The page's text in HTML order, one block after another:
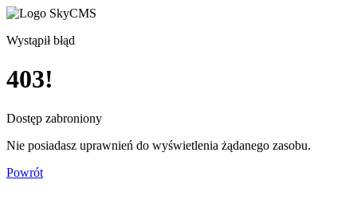
Wystąpił błąd
403!
Dostęp zabroniony
Nie posiadasz uprawnień do wyświetlenia żądanego zasobu.
Powrót